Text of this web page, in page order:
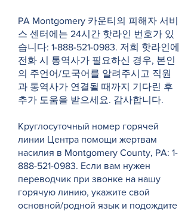
PA Montgomery 카운티의 피해자 서비
스 센터에는 24시간 핫라인 번호가 있
습니다: 1-888-521-0983. 저희 핫라인에
전화 시 통역사가 필요하신 경우, 본인
의 주언어/모국어를 알려주시고 직원
과 통역사가 연결될 때까지 기다린 후
추가 도움을 받으세요. 감사합니다.
Круглосуточный номер горячей
линии Центра помощи жертвам
насилия в Montgomery County, PA: 1-
888-521-0983. Если вам нужен
переводчик при звонке на нашу
горячую линию, укажите свой
основной/родной язык и подождите